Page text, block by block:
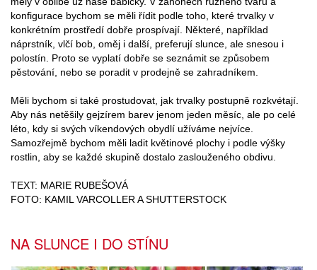
konfigurace bychom se měli řídit podle toho, které trvalky v
konkrétním prostředí dobře prospívají. Některé, například
náprstník, vlčí bob, oměj i další, preferují slunce, ale snesou i
polostín. Proto se vyplatí dobře se seznámit se způsobem
pěstování, nebo se poradit v prodejně se zahradníkem.
Měli bychom si také prostudovat, jak trvalky postupně rozkvétají.
Aby nás netěšily gejzírem barev jenom jeden měsíc, ale po celé
léto, kdy si svých víkendových obydlí užíváme nejvíce.
Samozřejmě bychom měli ladit květinové plochy i podle výšky
rostlin, aby se každé skupině dostalo zaslouženého obdivu.
TEXT: MARIE RUBEŠOVÁ
FOTO: KAMIL VARCOLLER A SHUTTERSTOCK
NA SLUNCE I DO STÍNU